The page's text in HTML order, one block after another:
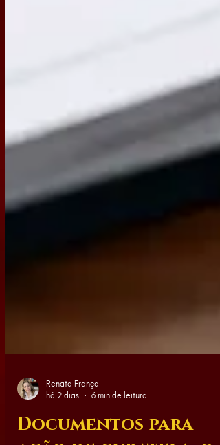
há 2 dias
6 min de leitura